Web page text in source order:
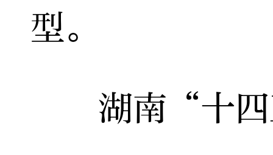
型。
湖南“十四